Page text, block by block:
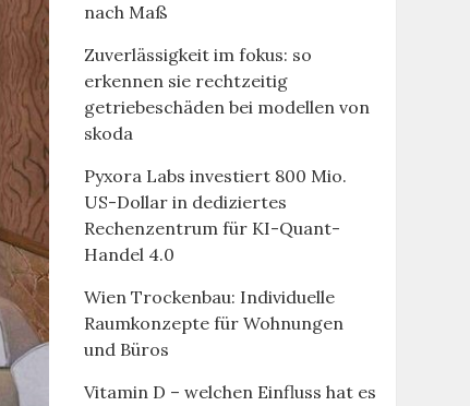
nach Maß
Zuverlässigkeit im fokus: so
erkennen sie rechtzeitig
getriebeschäden bei modellen von
skoda
Pyxora Labs investiert 800 Mio.
US-Dollar in dediziertes
Rechenzentrum für KI-Quant-
Handel 4.0
Wien Trockenbau: Individuelle
Raumkonzepte für Wohnungen
und Büros
Vitamin D – welchen Einfluss hat es